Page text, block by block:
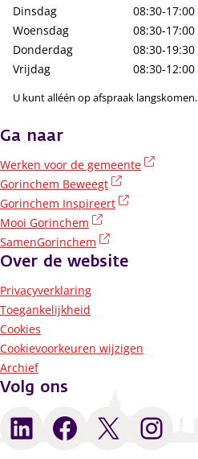
Dinsdag
08:30-17:00
Woensdag
08:30-17:00
Donderdag
08:30-19:30
Vrijdag
08:30-12:00
U kunt alléén op afspraak langskomen.
Ga naar
Werken voor de gemeente
Gorinchem Beweegt
Gorinchem Inspireert
Mooi Gorinchem
SamenGorinchem
Over de website
Privacyverklaring
Toegankelijkheid
Cookies
Cookievoorkeuren wijzigen
Archief
Volg ons
LinkedIn Facebook X Instagram